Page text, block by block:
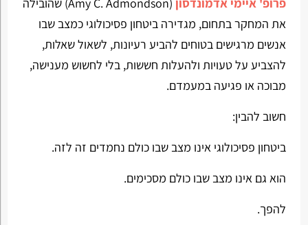
את המחקר בתחום, מגדירה ביטחון פסיכולוגי כמצב שבו
אנשים מרגישים בטוחים להביע רעיונות, לשאול שאלות,
להצביע על טעויות ולהעלות חששות, בלי לחשוש מענישה,
מבוכה או פגיעה במעמדם.
חשוב להבין:
ביטחון פסיכולוגי אינו מצב שבו כולם נחמדים זה לזה.
הוא גם אינו מצב שבו כולם מסכימים.
להפך.